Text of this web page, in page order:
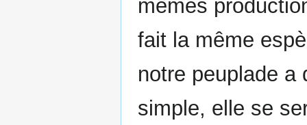
mêmes
fait la même
notre peuplade a
simple, elle se